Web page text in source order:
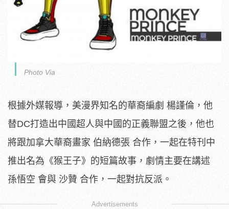
Photo Via
根據外媒報導，美漫界知名的華裔編劇 楊謹倫，他
替DC打造出中國超人與中國的正義聯盟之後，他也
將跟加拿大華裔畫家 伯納德張 合作，一起在特刊中
推出名為《猴王子》的短篇故事，劇情主要在講述
孫悟空 會與 沙贊 合作，一起對抗反派。
Advertisements